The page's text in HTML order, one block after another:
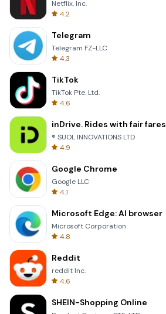
Netflix, Inc.
4.2
Telegram
Telegram FZ-LLC
4.3
TikTok
TikTok Pte. Ltd.
4.6
inDrive. Rides with fair fares
® SUOL INNOVATIONS LTD
4.9
Google Chrome
Google LLC
4.1
Microsoft Edge: AI browser
Microsoft Corporation
4.8
Reddit
reddit Inc.
4.6
SHEIN-Shopping Online